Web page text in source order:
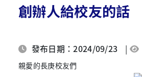
創辦人給校友的話
發布日期：2024/09/23 |
親愛的長庚校友們